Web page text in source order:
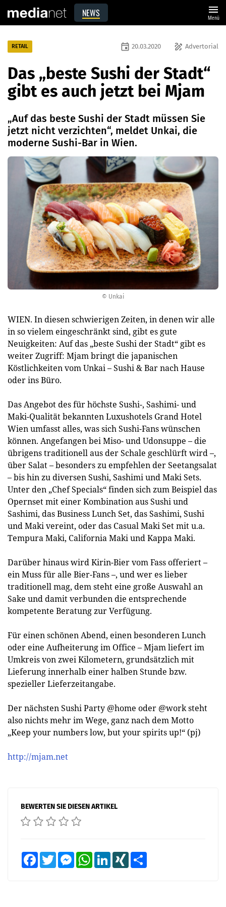
NEWS menu
Menü
© Unkai
RETAIL draw Advertorial
event 20.03.2020
Das „beste Sushi der Stadt“
gibt es auch jetzt bei Mjam
„Auf das beste Sushi der Stadt müssen Sie
jetzt nicht verzichten“, meldet Unkai, die
moderne Sushi-Bar in Wien.
WIEN. In diesen schwierigen Zeiten, in denen wir alle
in so vielem eingeschränkt sind, gibt es gute
Neuigkeiten: Auf das „beste Sushi der Stadt“ gibt es
weiter Zugriff: Mjam bringt die japanischen
Köstlichkeiten vom Unkai – Sushi & Bar nach Hause
oder ins Büro.
Das Angebot des für höchste Sushi-, Sashimi- und
Maki-Qualität bekannten Luxushotels Grand Hotel
Wien umfasst alles, was sich Sushi-Fans wünschen
können. Angefangen bei Miso- und Udonsuppe – die
übrigens traditionell aus der Schale geschlürft wird –,
über Salat – besonders zu empfehlen der Seetangsalat
– bis hin zu diversen Sushi, Sashimi und Maki Sets.
Unter den „Chef Specials“ finden sich zum Beispiel das
Opernset mit einer Kombination aus Sushi und
Sashimi, das Business Lunch Set, das Sashimi, Sushi
und Maki vereint, oder das Casual Maki Set mit u.a.
Tempura Maki, California Maki und Kappa Maki.
Darüber hinaus wird Kirin-Bier vom Fass offeriert –
ein Muss für alle Bier-Fans –, und wer es lieber
traditionell mag, dem steht eine große Auswahl an
Sake und damit verbunden die entsprechende
kompetente Beratung zur Verfügung.
Für einen schönen Abend, einen besonderen Lunch
oder eine Aufheiterung im Office – Mjam liefert im
Umkreis von zwei Kilometern, grundsätzlich mit
Lieferung innerhalb einer halben Stunde bzw.
spezieller Lieferzeitangabe.
Der nächsten Sushi Party @home oder @work steht
also nichts mehr im Wege, ganz nach dem Motto
„Keep your numbers low, but your spirits up!“ (pj)
http://mjam.net
BEWERTEN SIE DIESEN ARTIKEL
FacebookTwitter MessengerWhatsAppLinkedInXING